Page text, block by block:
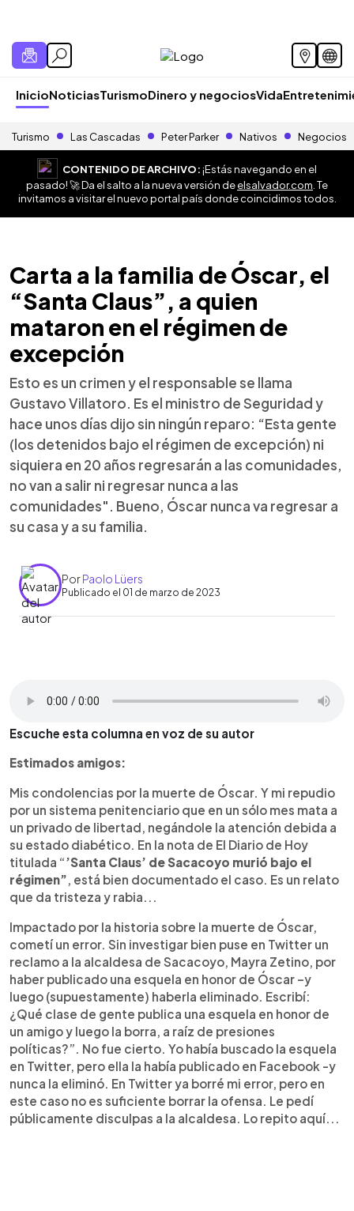
InicioNoticiasTurismoDinero y negociosVida
Turismo Las Cascadas Peter Parker Nativos Negocios
CONTENIDO DE ARCHIVO:¡Estás navegando en el
pasado! 🚀 Da el salto a la nueva versión deelsalvador.com . Te
invitamos a visitar el nuevo portal país donde coincidimos todos.
Carta a la familia de Óscar, el
“Santa Claus”, a quien
mataron en el régimen de
excepción
Esto es un crimen y el responsable se llama
Gustavo Villatoro. Es el ministro de Seguridad y
hace unos días dijo sin ningún reparo: “Esta gente
(los detenidos bajo el régimen de excepción) ni
siquiera en 20 años regresarán a las comunidades,
no van a salir ni regresar nunca a las
comunidades". Bueno, Óscar nunca va regresar a
su casa y a su familia.
PorPaolo Lüers
Publicado el 01 de marzo de 2023
Escuche esta columna en voz de su autor
Estimados amigos:
Mis condolencias por la muerte de Óscar. Y mi repudio
por un sistema penitenciario que en un sólo mes mata a
un privado de libertad, negándole la atención debida a
su estado diabético. En la nota de El Diario de Hoy
titulada “’Santa Claus’ de Sacacoyo murió bajo el
régimen”, está bien documentado el caso. Es un relato
que da tristeza y rabia...
Impactado por la historia sobre la muerte de Óscar,
cometí un error. Sin investigar bien puse en Twitter un
reclamo a la alcaldesa de Sacacoyo, Mayra Zetino, por
haber publicado una esquela en honor de Óscar –y
luego (supuestamente) haberla eliminado. Escribí:
¿Qué clase de gente publica una esquela en honor de
un amigo y luego la borra, a raíz de presiones
políticas?”. No fue cierto. Yo había buscado la esquela
en Twitter, pero ella la había publicado en Facebook -y
nunca la eliminó. En Twitter ya borré mi error, pero en
este caso no es suficiente borrar la ofensa. Le pedí
públicamente disculpas a la alcaldesa. Lo repito aquí...